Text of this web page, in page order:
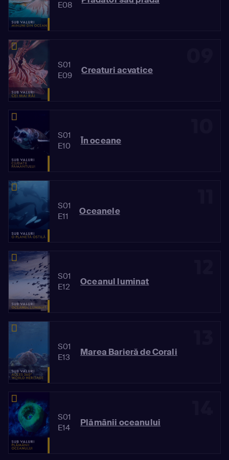
E08
S01
E09
Creaturi acvatice
S01
E10
În oceane
S01
E11
Oceanele
S01
E12
Oceanul luminat
S01
E13
Marea Barieră de Corali
S01
E14
Plămânii oceanului